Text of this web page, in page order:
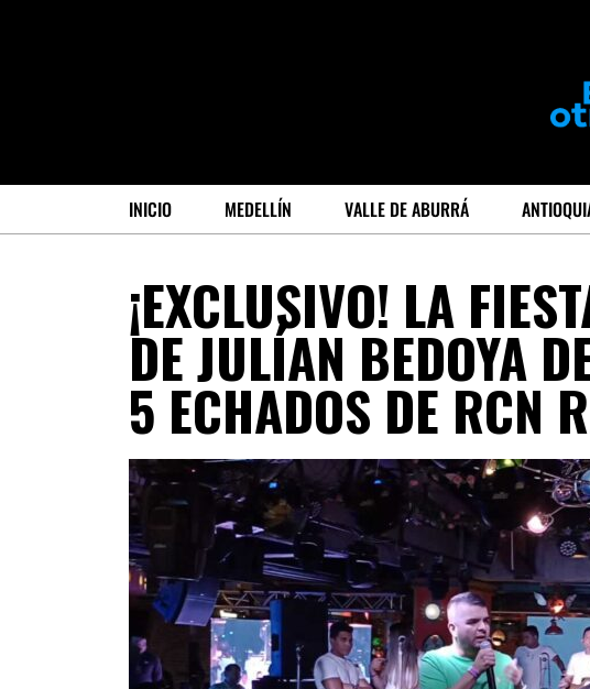
INICIO MEDELLÍN VALLE DE ABURRÁ
¡EXCLUSIVO! LA
DE JULÍAN BEDOYA
5 ECHADOS DE RCN